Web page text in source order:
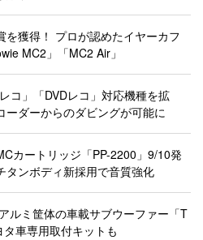
を獲得！ プロが認めたイヤーカフ
MC2」「MC2 Air」
コ」「DVDレコ」対応機種を拡
ーダーからのダビングが可能に
カートリッジ「PP-2200」9/10発
タンボディ新採用で音質強化
ルミ筐体の車載サブウーファー「T
車専用取付キットも